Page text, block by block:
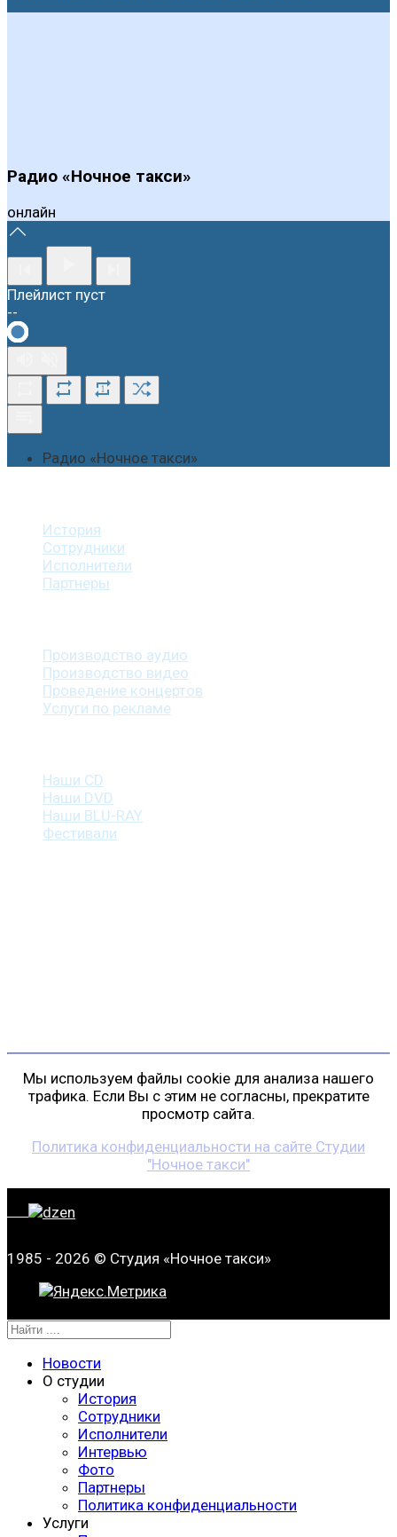
Радио «Ночное такси»
онлайн
Плейлист пуст
--
1
Радио «Ночное такси»
История
Сотрудники
Исполнители
Партнеры
Производство аудио
Производство видео
Проведение концертов
Услуги по рекламе
Наши CD
Наши DVD
Наши BLU-RAY
Фестивали
Мы используем файлы cookie для анализа нашего
трафика. Если Вы с этим не согласны, прекратите
просмотр сайта.
Политика конфиденциальности на сайте Студии
"Ночное такси"
1985 - 2026 © Студия «Ночное такси»
Новости
О студии
История
Сотрудники
Исполнители
Интервью
Фото
Партнеры
Политика конфиденциальности
Услуги